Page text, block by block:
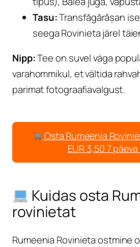
Tasu:Transfăgărășan
seega Rovinieta järel
Nipp:Tee on suvel väga
varahommikul, et vältida
parimat fotograafiavalgust.
Osta Rumeenia
EUR 3,50 7
Kuidas osta
rovinietat
Rumeenia Rovinieta ostmine